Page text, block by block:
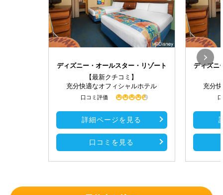
ディズニー・オールスター・リゾート
【最新クチコミ】
充分快適なオフィシャルホテル
口コミ評価
詳細ページを見る
口コミを見る
ディズニ
充分